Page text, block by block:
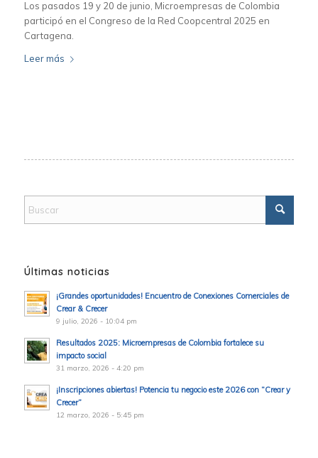
Los pasados 19 y 20 de junio, Microempresas de Colombia
participó en el Congreso de la Red Coopcentral 2025 en
Cartagena.
Leer más
Últimas noticias
¡Grandes oportunidades! Encuentro de Conexiones Comerciales de
Crear & Crecer
9 julio, 2026 - 10:04 pm
Resultados 2025: Microempresas de Colombia fortalece su
impacto social
31 marzo, 2026 - 4:20 pm
¡Inscripciones abiertas! Potencia tu negocio este 2026 con “Crear y
Crecer”
12 marzo, 2026 - 5:45 pm